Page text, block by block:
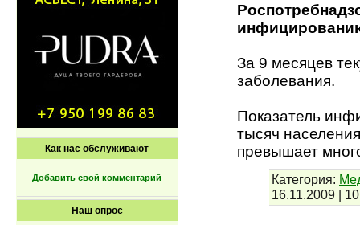
Как нас обслуживают
Добавить свой комментарий
Наш опрос
За 9 месяцев
заболевания.
Показатель
тысяч
превышает
Категория:
16.11.2009 |